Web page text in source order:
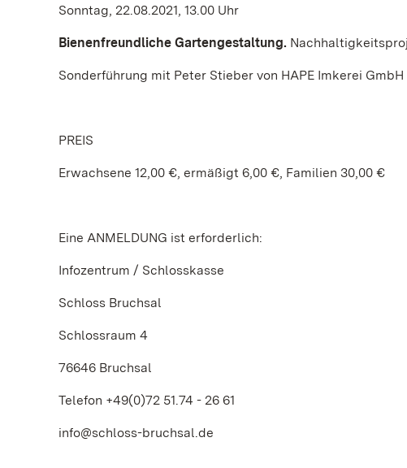
Sonntag, 22.08.2021, 13.00 Uhr
Bienenfreundliche Gartengestaltung.
Sonderführung mit Peter Stieber von HAPE Imkerei GmbH
PREIS
Erwachsene 12,00 €, ermäßigt 6,00 €, Familien 30,00 €
Eine ANMELDUNG ist erforderlich:
Infozentrum / Schlosskasse
Schloss Bruchsal
Schlossraum 4
76646 Bruchsal
Telefon +49(0)72 51.74 - 26 61
info@schloss-bruchsal.de